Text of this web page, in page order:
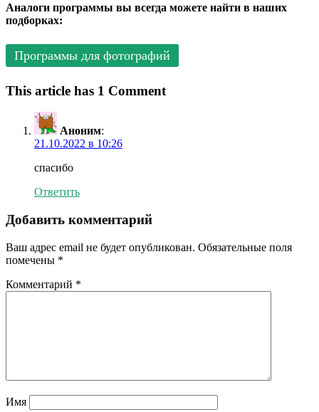
Аналоги программы вы всегда можете найти в наших
подборках:
Программы для фотографий
This article has 1 Comment
Аноним:
21.10.2022 в 10:26
спасибо
Ответить
Добавить комментарий
Ваш адрес email не будет опубликован. Обязательные поля
помечены *
Комментарий *
Имя